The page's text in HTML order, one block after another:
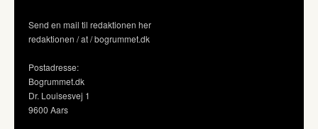
Send en mail til redaktionen her
redaktionen / at / bogrummet.dk
Postadresse:
Bogrummet.dk
Dr. Louisesvej 1
9600 Aars